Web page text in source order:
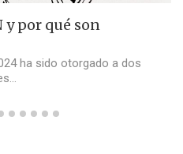
y por qué son
ha sido otorgado a dos